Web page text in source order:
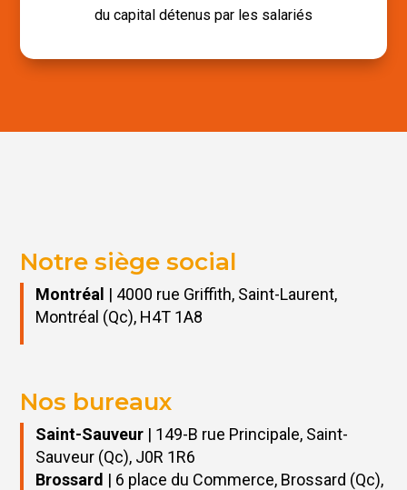
du capital détenus par les salariés
Notre siège social
Montréal | 4000 rue Griffith, Saint-Laurent,
Montréal (Qc), H4T 1A8
Nos bureaux
Saint-Sauveur | 149-B rue Principale, Saint-
Sauveur (Qc), J0R 1R6
Brossard | 6 place du Commerce, Brossard (Qc),